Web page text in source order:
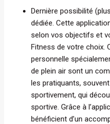
Dernière possibilité
dédiée. Cette
selon vos objectifs et
Fitness de votre choix.
personnelle
de plein air sont un
les pratiquants,
sportivement, qui
sportive. Grâce à
bénéficient d’un